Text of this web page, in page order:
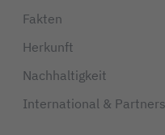
Fakten
Herkunft
Nachhaltigkeit
International &